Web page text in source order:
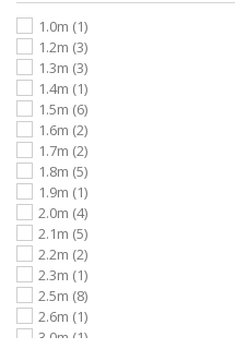
1.0m (1)
1.2m (3)
1.3m (3)
1.4m (1)
1.5m (6)
1.6m (2)
1.7m (2)
1.8m (5)
1.9m (1)
2.0m (4)
2.1m (5)
2.2m (2)
2.3m (1)
2.5m (8)
2.6m (1)
3.0m (1)